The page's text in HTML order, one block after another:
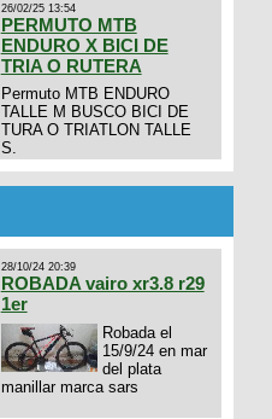
26/02/25 13:54
PERMUTO MTB
ENDURO X BICI DE
TRIA O RUTERA
Permuto MTB ENDURO
TALLE M BUSCO BICI DE
TURA O TRIATLON TALLE
S.
28/10/24 20:39
ROBADA vairo xr3.8 r29
1er
Robada el
15/9/24 en mar
del plata
manillar marca sars